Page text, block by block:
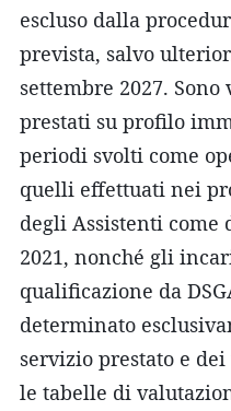
escluso dalla
prevista, salvo
settembre 2027.
prestati su profilo
periodi svolti come
quelli effettuati nei
degli Assistenti come
2021, nonché gli
qualificazione da
determinato
servizio prestato e
le tabelle di